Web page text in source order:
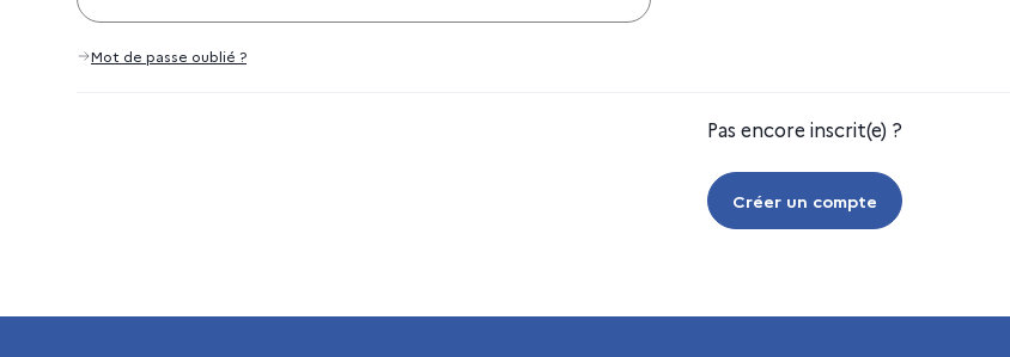
Mot de passe oublié ?
Pas encore inscrit(e) ?
Créer un compte